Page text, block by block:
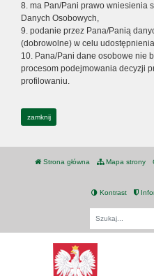
8. ma Pan/Pani prawo wniesienia
Danych Osobowych,
9. podanie przez Pana/Panią
(dobrowolne) w celu
10. Pana/Pani dane osobowe nie
procesom podejmowania decyzji
profilowaniu.
zamknij
Strona główna Mapa strony
Kontrast